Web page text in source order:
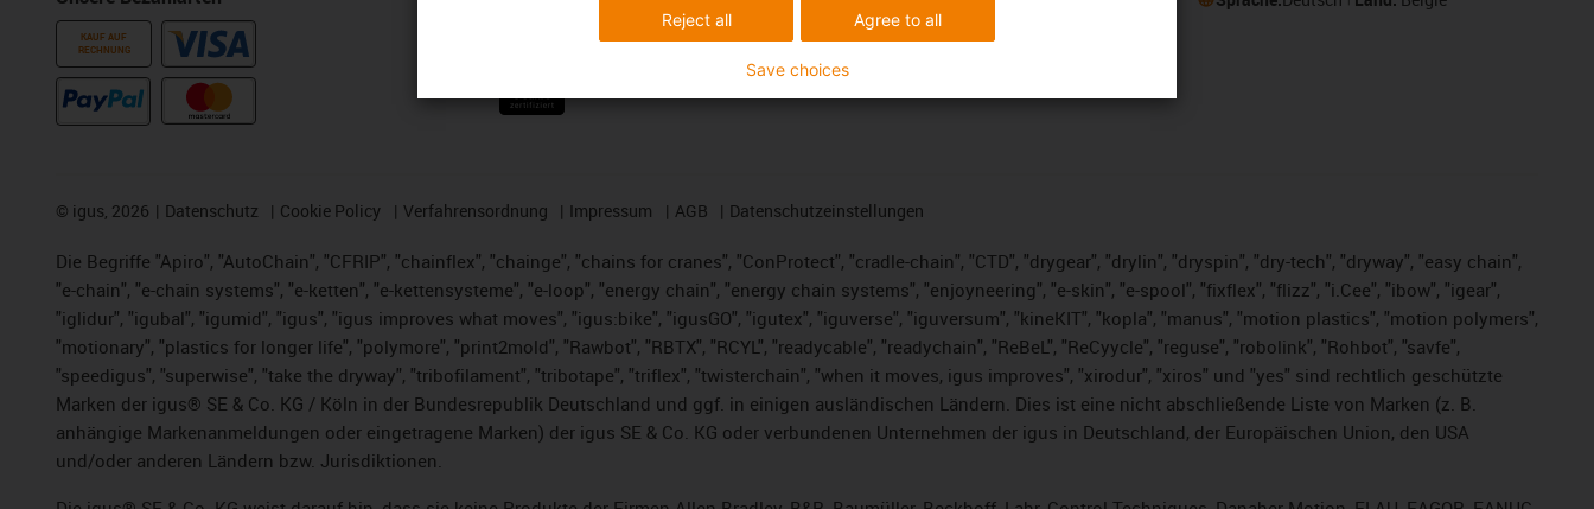
KAUF AUF
RECHNUNG
© igus, 2026 Datenschutz Cookie Policy Verfahrensordnung Impressum AGB Datenschutzeinstellungen
Die Begriffe "Apiro", "AutoChain", "CFRIP", "chainflex", "chainge", "chains for cranes", "ConProtect", "cradle-chain", "CTD", "drygear", "drylin", "dryspin", "dry-tech", "dryway", "easy chain",
"e-chain", "e-chain systems", "e-ketten", "e-kettensysteme", "e-loop", "energy chain", "energy chain systems", "enjoyneering", "e-skin", "e-spool", "fixflex", "flizz", "i.Cee", "ibow", "igear",
"iglidur", "igubal", "igumid", "igus", "igus improves what moves", "igus:bike", "igusGO", "igutex", "iguverse", "iguversum", "kineKIT", "kopla", "manus", "motion plastics", "motion polymers",
"motionary", "plastics for longer life", "polymore", "print2mold", "Rawbot", "RBTX", "RCYL", "readycable", "readychain", "ReBeL", "ReCyycle", "reguse", "robolink", "Rohbot", "savfe",
"speedigus", "superwise", "take the dryway", "tribofilament", "tribotape", "triflex", "twisterchain", "when it moves, igus improves", "xirodur", "xiros" und "yes" sind rechtlich geschützte
Marken der igus® SE & Co. KG / Köln in der Bundesrepublik Deutschland und ggf. in einigen ausländischen Ländern. Dies ist eine nicht abschließende Liste von Marken (z. B.
anhängige Markenanmeldungen oder eingetragene Marken) der igus SE & Co. KG oder verbundenen Unternehmen der igus in Deutschland, der Europäischen Union, den USA
und/oder anderen Ländern bzw. Jurisdiktionen.
Agree to all
Reject all
Save choices